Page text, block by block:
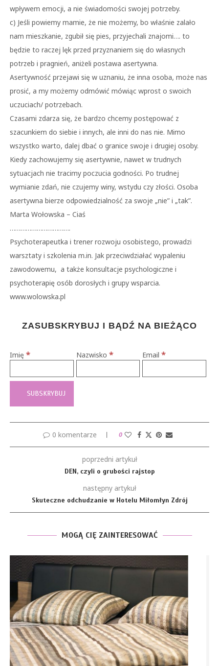
wpływem emocji, a nie świadomości swojej potrzeby.
c) Jeśli powiemy mamie, że nie możemy, bo właśnie zalało
nam mieszkanie, zgubił się pies, przyjechali znajomi…. to
będzie to raczej lęk przed przyznaniem się do własnych
potrzeb i pragnień, aniżeli postawa asertywna.
Asertywność przejawi się w uznaniu, że inna osoba, może nas
prosić, a my możemy odmówić mówiąc wprost o swoich
uczuciach/ potrzebach.
Czasami zdarza się, że bardzo chcemy postępować z
szacunkiem do siebie i innych, ale inni do nas nie. Mimo
wszystko warto, dalej dbać o granice swoje i drugiej osoby.
Kiedy zachowujemy się asertywnie, nawet w trudnych
sytuacjach nie tracimy poczucia godności. Po trudnej
wymianie zdań, nie czujemy winy, wstydu czy złości. Osoba
asertywna bierze odpowiedzialność za swoje „nie” i „tak”.
Marta Wołowska – Ciaś
…………………………….
Psychoterapeutka i trener rozwoju osobistego, prowadzi
warsztaty i szkolenia m.in. Jak przeciwdziałać wypaleniu
zawodowemu, a także konsultacje psychologiczne i
psychoterapię osób dorosłych i grupy wsparcia.
www.wolowska.pl
ZASUBSKRYBUJ I BĄDŹ NA BIEŻĄCO
Imię * Nazwisko * Email*
0 komentarze 0
poprzedni artykuł
DEN, czyli o grubości rajstop
następny artykuł
Skuteczne odchudzanie w Hotelu Miłomłyn Zdrój
MOGĄ CIĘ ZAINTERESOWAĆ